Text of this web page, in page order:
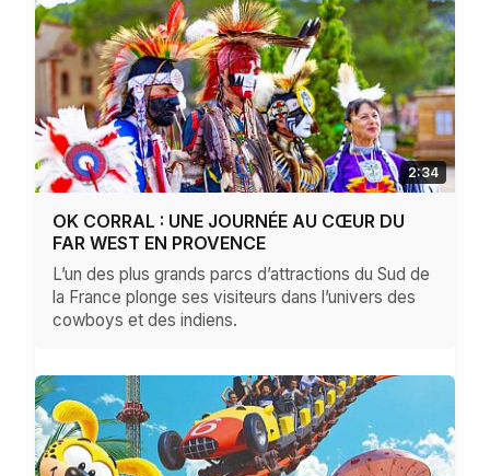
2:34
OK CORRAL : UNE JOURNÉE AU CŒUR DU
FAR WEST EN PROVENCE
L’un des plus grands parcs d’attractions du Sud de
la France plonge ses visiteurs dans l’univers des
cowboys et des indiens.